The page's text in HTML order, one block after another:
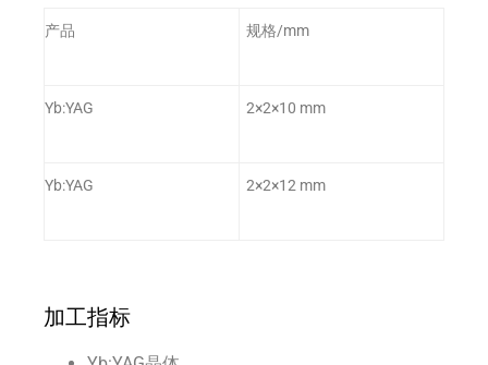
体，
晶
光
产品 规格/mm
Yb:YAG 2×2×10 mm
Yb:YAG 2×2×12 mm
加工指标